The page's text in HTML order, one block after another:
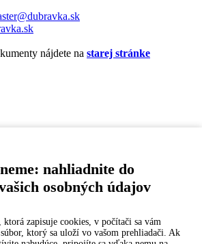
nahliadnite do
osobných údajov
zapisuje cookies, v počítači sa vám
ktorý sa uloží vo vašom prehliadači. Ak
nájdete na starej stránke
DÚBRAVKA